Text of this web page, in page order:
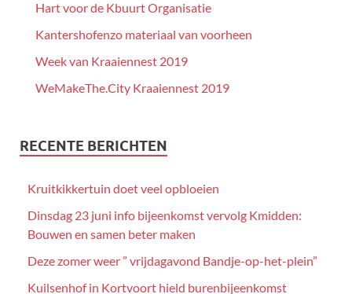
Hart voor de Kbuurt Organisatie
Kantershofenzo materiaal van voorheen
Week van Kraaiennest 2019
WeMakeThe.City Kraaiennest 2019
RECENTE BERICHTEN
Kruitkikkertuin doet veel opbloeien
Dinsdag 23 juni info bijeenkomst vervolg Kmidden:
Bouwen en samen beter maken
Deze zomer weer ” vrijdagavond Bandje-op-het-plein”
Kuilsenhof in Kortvoort hield burenbijeenkomst